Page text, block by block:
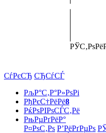
СѓРєСЂ СЂСѓСЃ
РљР°С‚Р°Р»РѕРі
РђРєС†РёРё8
РќРѕРІРѕСЃС‚Рё
РњРµРґРёР°
Р¤РѕС‚Рѕ Р’РёРґРµРѕ